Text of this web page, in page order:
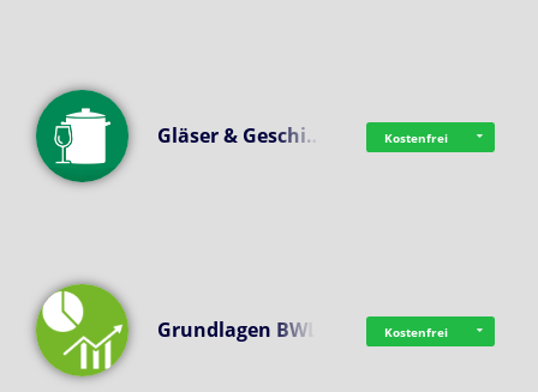
Gläser & Geschi… Kostenfrei
Grundlagen BWL Kostenfrei